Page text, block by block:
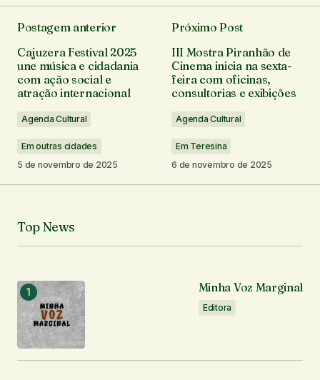
O seu endereço de e-mail não será publicado.
Campos obrigatórios são marcados com*
Comentário*
Seu nome*
Seu e-mail
Notifique-me sobre novas publicações por e-mail.
Enviar comentário
Postagem anterior
Cajuzera Festival 2025
une música e cidadania
com ação social e
atração internacional
Agenda Cultural
Em outras cidades
5 de novembro de 2025
Próximo Post
III Mostra Piranhão de
Cinema inicia na sexta-
feira com oficinas,
consultorias e exibições
Agenda Cultural
Em Teresina
6 de novembro de 2025
Top News
Minha Voz Marginal
Editora